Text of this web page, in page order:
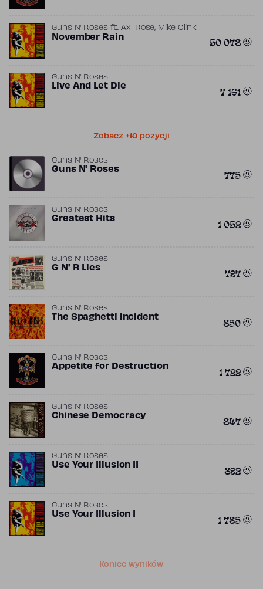
Guns N' Rosesft.Axl Rose, Mike Clink
November Rain 50 078
Guns N' Roses
Live And Let Die 7 161
Zobacz +10 pozycji
Guns N' Roses
Guns N' Roses 775
Guns N' Roses
Greatest Hits 1 052
Guns N' Roses
G N' R Lies 797
Guns N' Roses
The Spaghetti incident 850
Guns N' Roses
Appetite for Destruction 1 722
Guns N' Roses
Chinese Democracy 847
Guns N' Roses
Use Your Illusion II 892
Guns N' Roses
Use Your Illusion I 1 785
Koniec wyników